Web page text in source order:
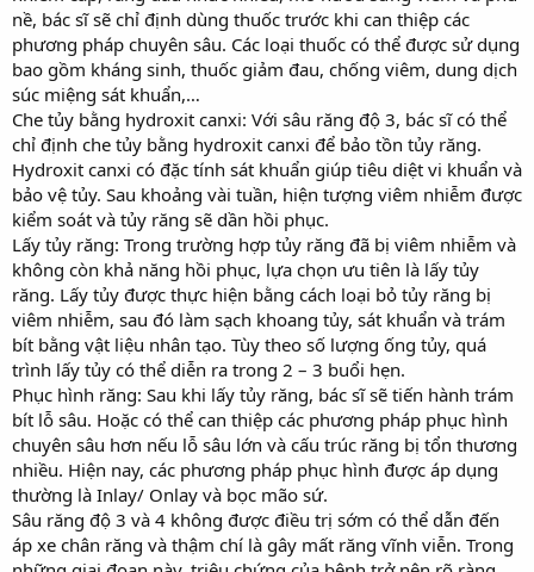
nề, bác sĩ sẽ chỉ định dùng thuốc trước khi can thiệp các
phương pháp chuyên sâu. Các loại thuốc có thể được sử dụng
bao gồm kháng sinh, thuốc giảm đau, chống viêm, dung dịch
súc miệng sát khuẩn,…
Che tủy bằng hydroxit canxi: Với sâu răng độ 3, bác sĩ có thể
chỉ định che tủy bằng hydroxit canxi để bảo tồn tủy răng.
Hydroxit canxi có đặc tính sát khuẩn giúp tiêu diệt vi khuẩn và
bảo vệ tủy. Sau khoảng vài tuần, hiện tượng viêm nhiễm được
kiểm soát và tủy răng sẽ dần hồi phục.
Lấy tủy răng: Trong trường hợp tủy răng đã bị viêm nhiễm và
không còn khả năng hồi phục, lựa chọn ưu tiên là lấy tủy
răng. Lấy tủy được thực hiện bằng cách loại bỏ tủy răng bị
viêm nhiễm, sau đó làm sạch khoang tủy, sát khuẩn và trám
bít bằng vật liệu nhân tạo. Tùy theo số lượng ống tủy, quá
trình lấy tủy có thể diễn ra trong 2 – 3 buổi hẹn.
Phục hình răng: Sau khi lấy tủy răng, bác sĩ sẽ tiến hành trám
bít lỗ sâu. Hoặc có thể can thiệp các phương pháp phục hình
chuyên sâu hơn nếu lỗ sâu lớn và cấu trúc răng bị tổn thương
nhiều. Hiện nay, các phương pháp phục hình được áp dụng
thường là Inlay/ Onlay và bọc mão sứ.
Sâu răng độ 3 và 4 không được điều trị sớm có thể dẫn đến
áp xe chân răng và thậm chí là gây mất răng vĩnh viễn. Trong